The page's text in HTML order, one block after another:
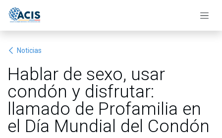
Noticias
Hablar de sexo, usar
condón y disfrutar:
llamado de Profamilia en
el Día Mundial del Condón